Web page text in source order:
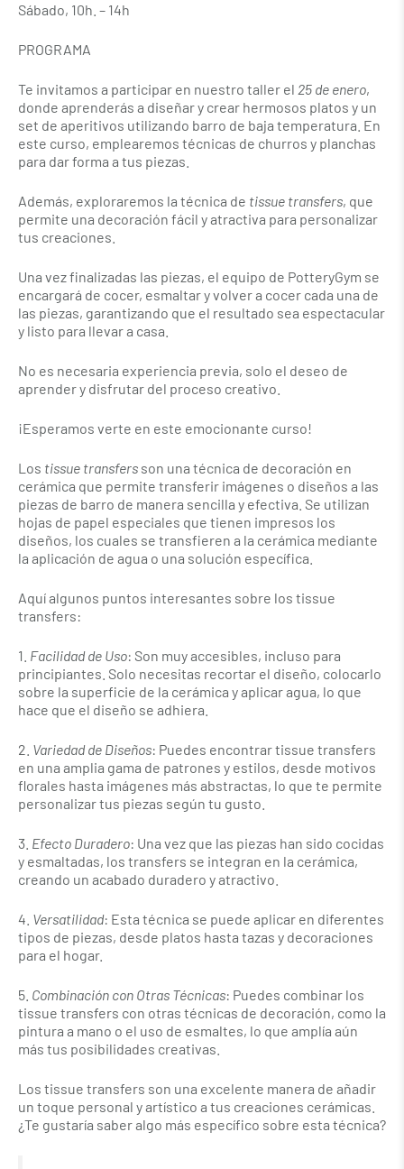
Sábado, 10h. – 14h
PROGRAMA
Te invitamos a participar en nuestro taller el 25 de enero,
donde aprenderás a diseñar y crear hermosos platos y un
set de aperitivos utilizando barro de baja temperatura. En
este curso, emplearemos técnicas de churros y planchas
para dar forma a tus piezas.
Además, exploraremos la técnica de tissue transfers, que
permite una decoración fácil y atractiva para personalizar
tus creaciones.
Una vez finalizadas las piezas, el equipo de PotteryGym se
encargará de cocer, esmaltar y volver a cocer cada una de
las piezas, garantizando que el resultado sea espectacular
y listo para llevar a casa.
No es necesaria experiencia previa, solo el deseo de
aprender y disfrutar del proceso creativo.
¡Esperamos verte en este emocionante curso!
Los tissue transfers son una técnica de decoración en
cerámica que permite transferir imágenes o diseños a las
piezas de barro de manera sencilla y efectiva. Se utilizan
hojas de papel especiales que tienen impresos los
diseños, los cuales se transfieren a la cerámica mediante
la aplicación de agua o una solución específica.
Aquí algunos puntos interesantes sobre los tissue
transfers:
1.⁠ ⁠ Facilidad de Uso: Son muy accesibles, incluso para
principiantes. Solo necesitas recortar el diseño, colocarlo
sobre la superficie de la cerámica y aplicar agua, lo que
hace que el diseño se adhiera.
2.⁠ ⁠ Variedad de Diseños: Puedes encontrar tissue transfers
en una amplia gama de patrones y estilos, desde motivos
florales hasta imágenes más abstractas, lo que te permite
personalizar tus piezas según tu gusto.
3.⁠ ⁠ Efecto Duradero: Una vez que las piezas han sido cocidas
y esmaltadas, los transfers se integran en la cerámica,
creando un acabado duradero y atractivo.
4.⁠ ⁠ Versatilidad: Esta técnica se puede aplicar en diferentes
tipos de piezas, desde platos hasta tazas y decoraciones
para el hogar.
5.⁠ ⁠ Combinación con Otras Técnicas: Puedes combinar los
tissue transfers con otras técnicas de decoración, como la
pintura a mano o el uso de esmaltes, lo que amplía aún
más tus posibilidades creativas.
Los tissue transfers son una excelente manera de añadir
un toque personal y artístico a tus creaciones cerámicas.
¿Te gustaría saber algo más específico sobre esta técnica?